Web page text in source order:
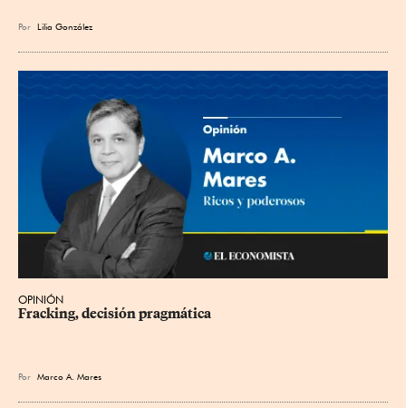
Por Lilia González
OPINIÓN
Fracking, decisión pragmática
Por Marco A. Mares